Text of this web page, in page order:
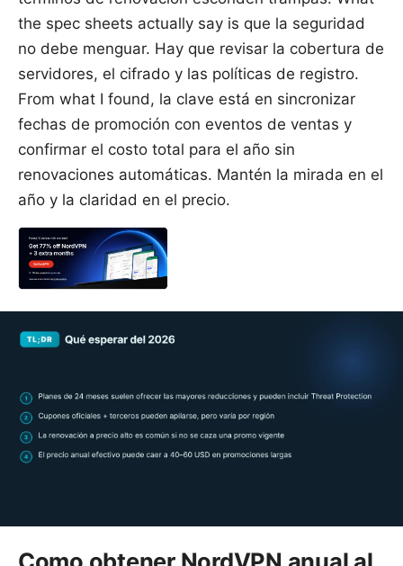
the spec sheets actually say is que la seguridad
no debe menguar. Hay que revisar la cobertura de
servidores, el cifrado y las políticas de registro.
From what I found, la clave está en sincronizar
fechas de promoción con eventos de ventas y
confirmar el costo total para el año sin
renovaciones automáticas. Mantén la mirada en el
año y la claridad en el precio.